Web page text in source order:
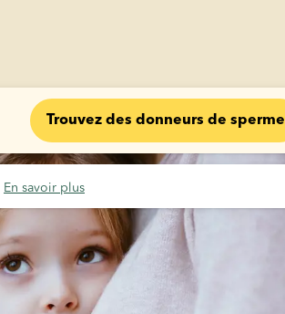
Trouvez des donneurs de sperme
En savoir plus